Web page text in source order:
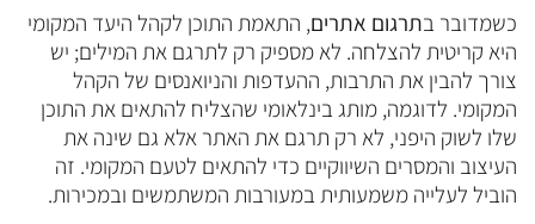
כשמדובר בתרגום אתרים, התאמת התוכן לקהל היעד המקומי
היא קריטית להצלחה. לא מספיק רק לתרגם את המילים; יש
צורך להבין את התרבות, ההעדפות והניואנסים של הקהל
המקומי. לדוגמה, מותג בינלאומי שהצליח להתאים את התוכן
שלו לשוק היפני, לא רק תרגם את האתר אלא גם שינה את
העיצוב והמסרים השיווקיים כדי להתאים לטעם המקומי. זה
הוביל לעלייה משמעותית במעורבות המשתמשים ובמכירות.